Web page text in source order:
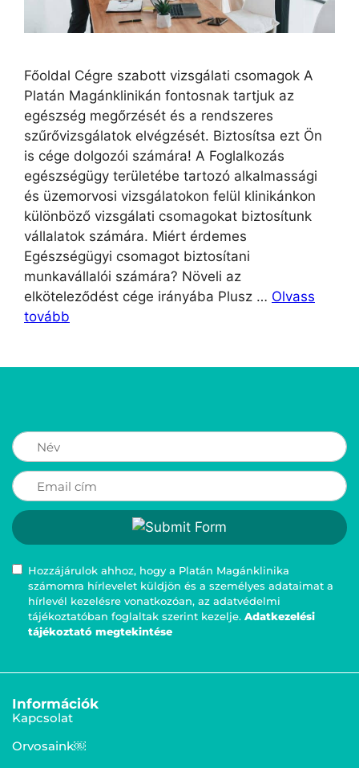
Főoldal Cégre szabott vizsgálati csomagok A
Platán Magánklinikán fontosnak tartjuk az
egészség megőrzését és a rendszeres
szűrővizsgálatok elvégzését. Biztosítsa ezt Ön
is cége dolgozói számára! A Foglalkozás
egészségügy területébe tartozó alkalmassági
és üzemorvosi vizsgálatokon felül klinikánkon
különböző vizsgálati csomagokat biztosítunk
vállalatok számára. Miért érdemes
Egészségügyi csomagot biztosítani
munkavállalói számára? Növeli az
elköteleződést cége irányába Plusz … Olvass
tovább
Hozzájárulok ahhoz, hogy a Platán Magánklinika
számomra hírlevelet küldjön és a személyes adataimat a
hírlevél kezelésre vonatkozóan, az adatvédelmi
tájékoztatóban foglaltak szerint kezelje. Adatkezelési
tájékoztató megtekintése
Információk
Kapcsolat
Orvosaink￼